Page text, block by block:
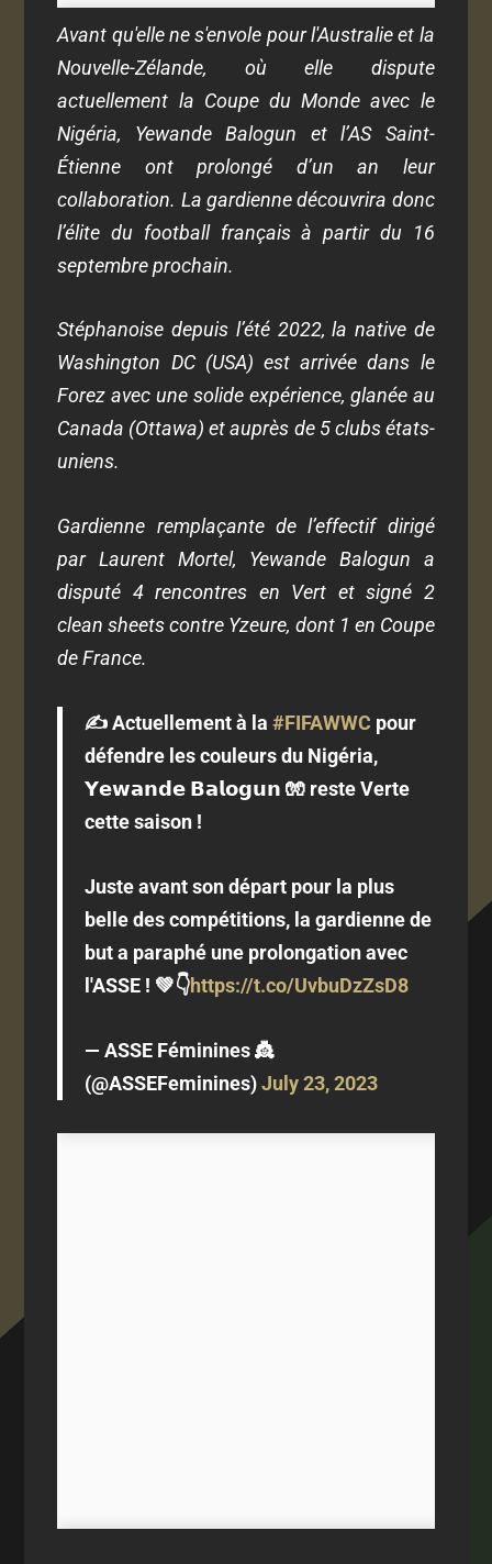
Avant qu'elle ne s'envole pour l'Australie et la
Nouvelle-Zélande, où elle dispute
actuellement la Coupe du Monde avec le
Nigéria, Yewande Balogun et l’AS Saint-
Étienne ont prolongé d’un an leur
collaboration. La gardienne découvrira donc
l’élite du football français à partir du 16
septembre prochain.
Stéphanoise depuis l’été 2022, la native de
Washington DC (USA) est arrivée dans le
Forez avec une solide expérience, glanée au
Canada (Ottawa) et auprès de 5 clubs états-
uniens.
Gardienne remplaçante de l’effectif dirigé
par Laurent Mortel, Yewande Balogun a
disputé 4 rencontres en Vert et signé 2
clean sheets contre Yzeure, dont 1 en Coupe
de France.
✍️ Actuellement à la#FIFAWWC pour
défendre les couleurs du Nigéria,
𝗬𝗲𝘄𝗮𝗻𝗱𝗲 𝗕𝗮𝗹𝗼𝗴𝘂𝗻 🧤 reste Verte
cette saison !
Juste avant son départ pour la plus
belle des compétitions, la gardienne de
but a paraphé une prolongation avec
l'ASSE ! 💚👇https://t.co/UvbuDzZsD8
— ASSE Féminines 👸
(@ASSEFeminines)July 23, 2023